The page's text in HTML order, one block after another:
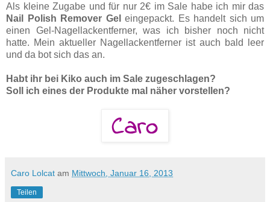
Als kleine Zugabe und für nur 2€ im Sale habe ich mir das
Nail Polish Remover Gel eingepackt. Es handelt sich um
einen Gel-Nagellackentferner, was ich bisher noch nicht
hatte. Mein aktueller Nagellackentferner ist auch bald leer
und da bot sich das an.
Habt ihr bei Kiko auch im Sale zugeschlagen?
Soll ich eines der Produkte mal näher vorstellen?
Caro Lolcat am Mittwoch, Januar 16, 2013
Teilen